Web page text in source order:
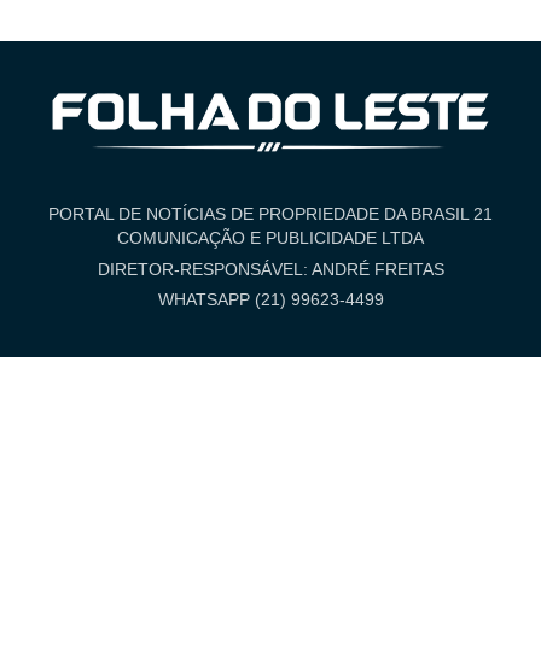
PORTAL DE NOTÍCIAS DE PROPRIEDADE DA BRASIL 21
COMUNICAÇÃO E PUBLICIDADE LTDA
DIRETOR-RESPONSÁVEL: ANDRÉ FREITAS
WHATSAPP (21) 99623-4499